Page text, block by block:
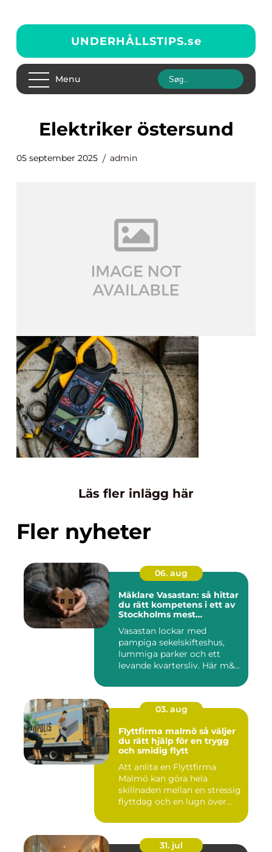
UNDERHÅLLSTIPS.se
Menu
elektriker östersund
05 september 2025 admin
Läs fler inlägg här
Fler nyheter
06. aug
Mäklare Vasastan: så hittar
du rätt kompetens i ett av
Stockholms mest
Vasastan lockar med
pampiga sekelskifteshus,
lummiga parker och ett
levande kvartersliv. Här m&...
03. aug
Flyttfirma malmö så väljer
du rätt hjälp för en trygg
och smidig flytt
Att anlita en Flyttfirma
Malmö kan göra hela
skillnaden mellan en stressig
flyttdag och en lugn över...
31. jul